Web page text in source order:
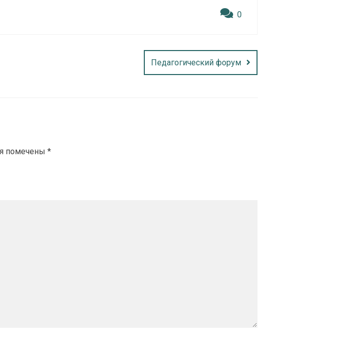
0
Педагогический форум
помечены *